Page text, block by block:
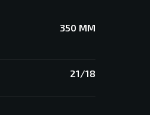
350 ММ
21/18